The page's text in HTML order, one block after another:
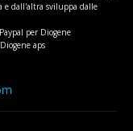
e dall'altra sviluppa dalle
per Diogene
aps